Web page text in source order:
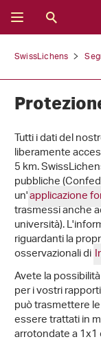
SwissLichens
Tutti i dati del
liberamente
5 km.
pubbliche
un'applicazione
trasmessi anche
università).
riguardanti la
osservazionali di
Avete la
per i vostri
può trasmettere
essere trattati in
arrotondate a